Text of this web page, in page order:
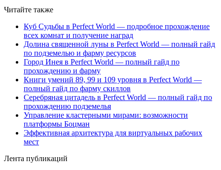
Читайте также
Куб Судьбы в Perfect World — подробное прохождение
всех комнат и получение наград
Долина священной луны в Perfect World — полный гайд
по подземелью и фарму ресурсов
Город Инея в Perfect World — полный гайд по
прохождению и фарму
Книги умений 89, 99 и 109 уровня в Perfect World —
полный гайд по фарму скиллов
Серебряная цитадель в Perfect World — полный гайд по
прохождению подземелья
Управление кластерными мирами: возможности
платформы Боцман
Эффективная архитектура для виртуальных рабочих
мест
Лента публикаций